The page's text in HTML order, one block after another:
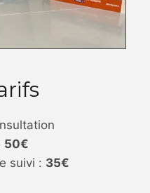
50€
suivi : 35€